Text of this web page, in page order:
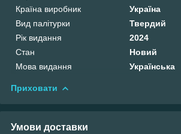
Країна виробник
Україна
Вид палітурки
Твердий
Рік видання
2024
Стан
Новий
Мова видання
Українська
Приховати
Умови доставки